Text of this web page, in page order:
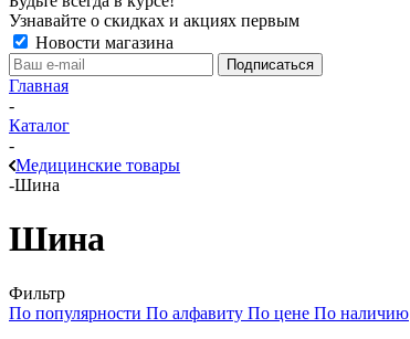
Узнавайте о скидках и акциях первым
Новости магазина
Главная
-
Каталог
-
Медицинские товары
-Шина
Шина
Фильтр
По популярности По алфавиту По цене По наличию